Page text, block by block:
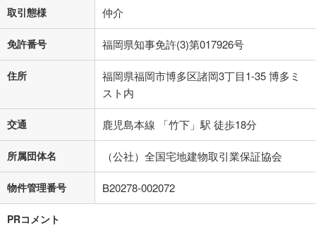
取引態様 仲介
免許番号 福岡県知事免許(3)第017926号
住所
福岡県福岡市博多区諸岡3丁目1-35 博多ミ
スト内
交通 鹿児島本線 「竹下」駅 徒歩18分
所属団体名 （公社）全国宅地建物取引業保証協会
物件管理番号 B20278-002072
PRコメント